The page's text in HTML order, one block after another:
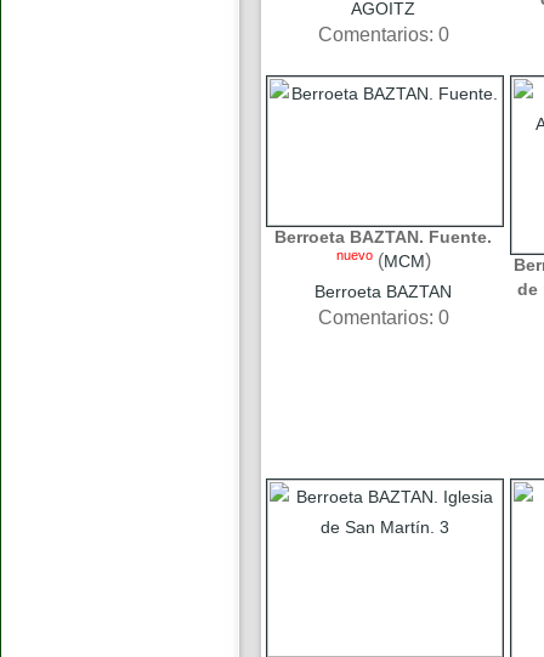
AGOITZ
Comentarios: 0
Berroeta BAZTAN. Fuente.
nuevo (MCM)
Berroeta BAZTAN
Comentarios: 0
de